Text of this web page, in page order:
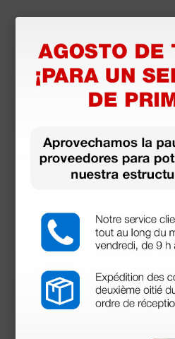
Wallach Papette Colector